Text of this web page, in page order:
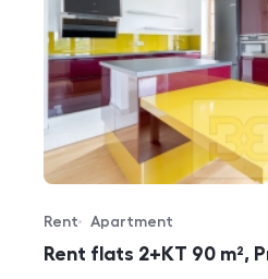
Rent flats 2+KT 90 m²,
Offer type
Rent
Property type
Apartment